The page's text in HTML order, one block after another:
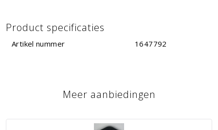
Product specificaties
Artikel nummer 1647792
Meer aanbiedingen